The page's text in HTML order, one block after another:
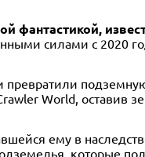
фантастикой,
силами с 2020
World, оставив
ему в
которые